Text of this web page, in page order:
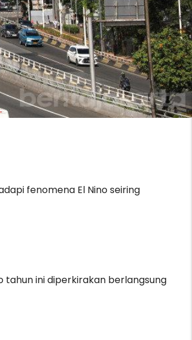
fenomena El Nino seiring
tahun ini diperkirakan berlangsung